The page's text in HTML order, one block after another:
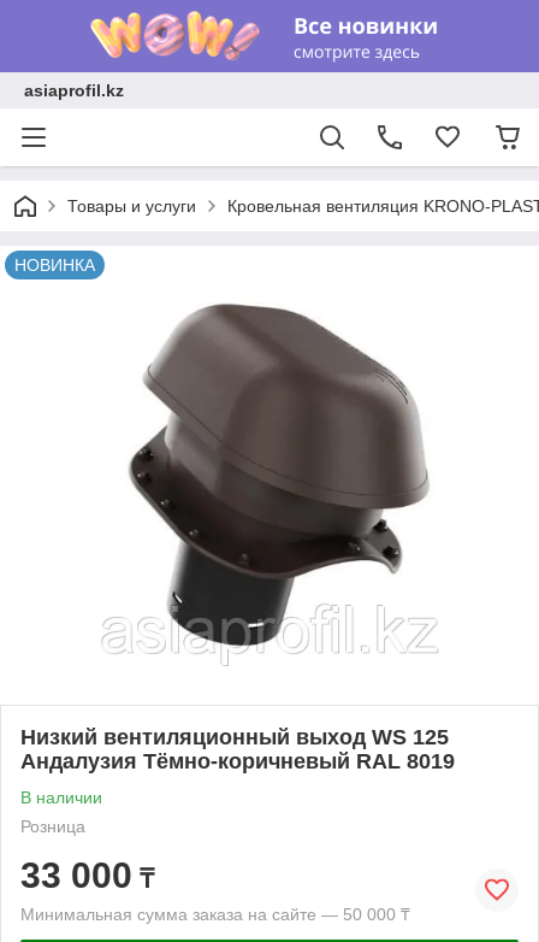
asiaprofil.kz
Товары и услуги Кровельная вентиляция KRONO-
НОВИНКА
Низкий вентиляционный выход WS 125
Андалузия Тёмно-коричневый RAL 8019
В наличии
Розница
33 000 ₸
Минимальная сумма заказа на сайте — 50 000 ₸